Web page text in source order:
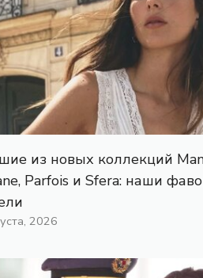
из новых коллекций
Parfois и Sfera: наши
2026